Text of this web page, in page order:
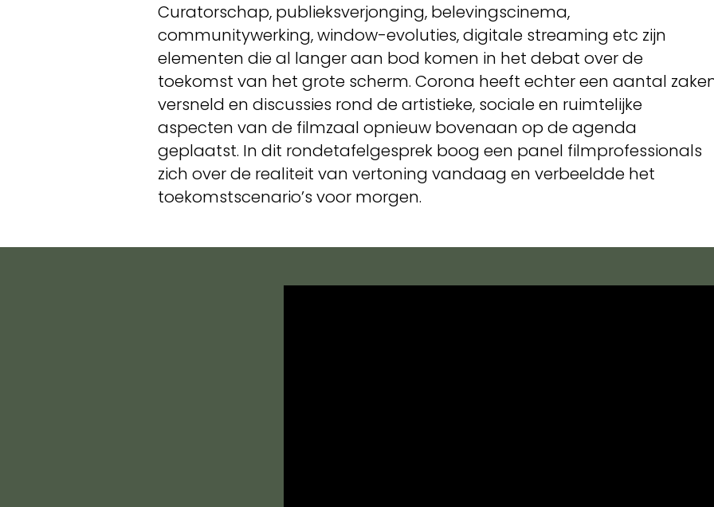
Curatorschap, publieksverjonging, belevingscinema,
communitywerking, window-evoluties, digitale streaming etc zijn
elementen die al langer aan bod komen in het debat over de
toekomst van het grote scherm. Corona heeft echter een aantal
versneld en discussies rond de artistieke, sociale en ruimtelijke
aspecten van de filmzaal opnieuw bovenaan op de agenda
geplaatst. In dit rondetafelgesprek boog een panel filmprofessionals
zich over de realiteit van vertoning vandaag en verbeeldde het
toekomstscenario’s voor morgen.